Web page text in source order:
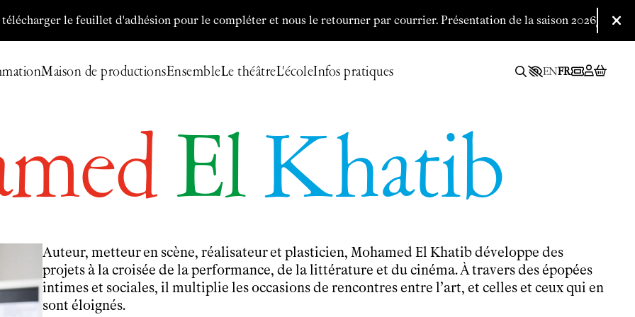
le feuillet d'adhésion pour le compléter et nous le retourner par courrier.Présentation de la saison 2026/2027 le 09
Maison de productionsEnsembleLe théâtreL'écoleInfos pratiques ENFR
El Khatib
Auteur, metteur en scène, réalisateur et plasticien, Mohamed El Khatib développe des
projets à la croisée de la performance, de la littérature et du cinéma. À travers des épopées
intimes et sociales, il multiplie les occasions de rencontres entre l’art, et celles et ceux qui en
sont éloignés.
Archives
Maison de productions
Créations de Fanny de Chaillé
Productions déléguées
Participer
Venir en groupe
Découvrir